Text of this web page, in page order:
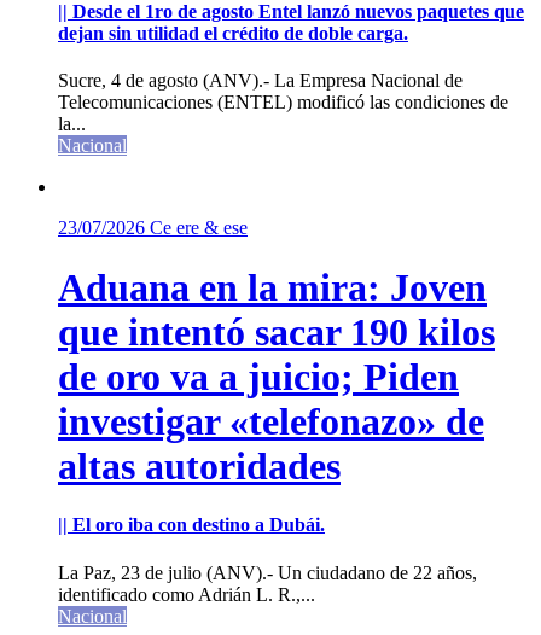
|| Desde el 1ro de agosto Entel lanzó nuevos paquetes que
dejan sin utilidad el crédito de doble carga.
Sucre, 4 de agosto (ANV).- La Empresa Nacional de
Telecomunicaciones (ENTEL) modificó las condiciones de
la...
Nacional
23/07/2026 Ce ere & ese
Aduana en la mira: Joven
que intentó sacar 190 kilos
de oro va a juicio; Piden
investigar «telefonazo» de
altas autoridades
|| El oro iba con destino a Dubái.
La Paz, 23 de julio (ANV).- Un ciudadano de 22 años,
identificado como Adrián L. R.,...
Nacional